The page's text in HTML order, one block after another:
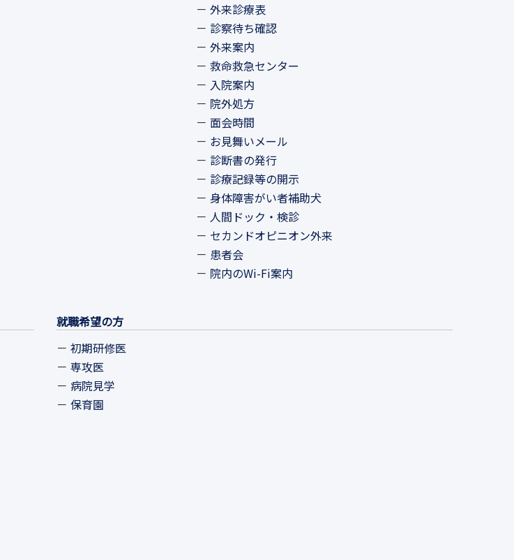
外来診療表
診察待ち確認
外来案内
救命救急センター
入院案内
院外処方
面会時間
お見舞いメール
診断書の発行
診療記録等の開示
身体障害がい者補助犬
人間ドック・検診
セカンドオピニオン外来
患者会
院内のWi-Fi案内
就職希望の方
初期研修医
専攻医
病院見学
保育園